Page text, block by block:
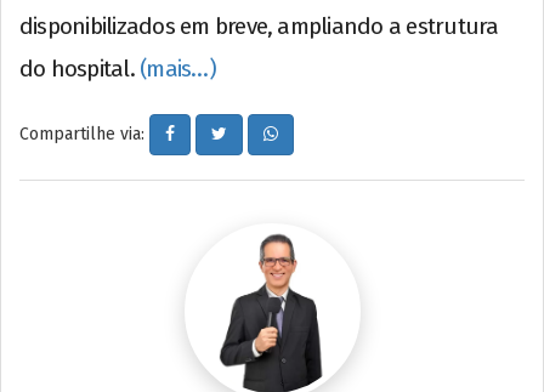
disponibilizados em breve, ampliando a estrutura
do hospital. (mais…)
Compartilhe via: